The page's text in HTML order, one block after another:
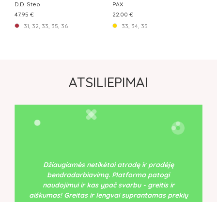
D.D. Step
47.95 €
31, 32, 33, 35, 36
PAX
22.00 €
33, 34, 35
ATSILIEPIMAI
Džiaugiamės netikėtai atradę ir pradėję
bendradarbiavimą. Platforma patogi
naudojimui ir kas ypač svarbu - greitis ir
aiškumas! Greitas ir lengvai suprantamas prekių